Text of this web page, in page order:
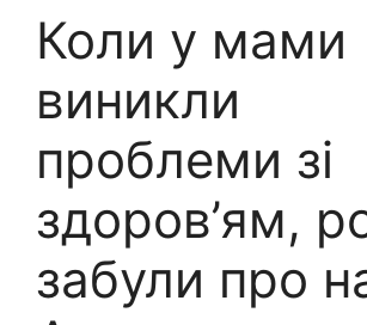
Коли у мами
виникли
проблеми зі
здоров’ям,
забули про